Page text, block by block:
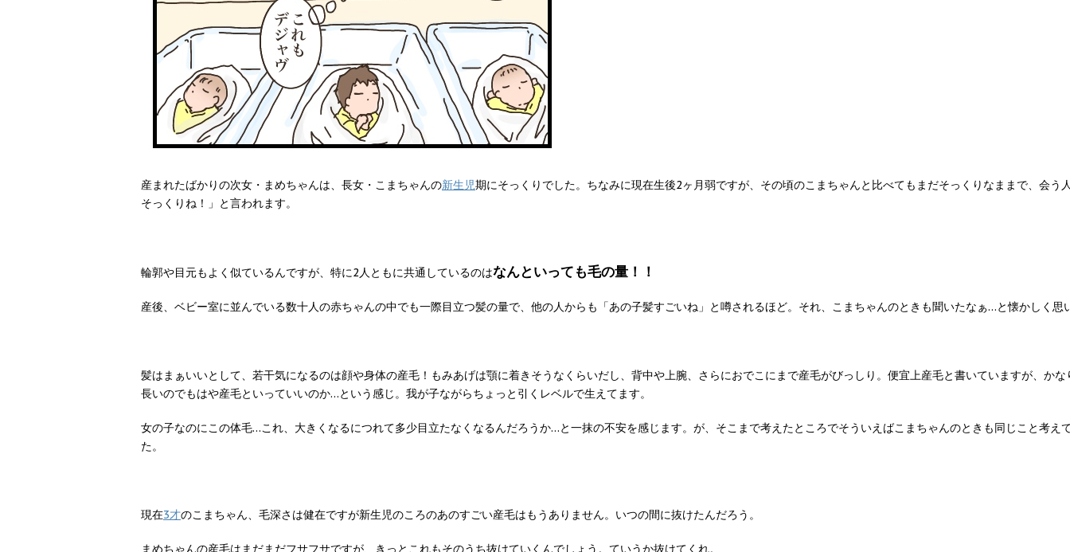
産まれたばかりの次女・まめちゃんは、長女・こまちゃんの新生児期にそっくりでした。ちなみに現在生後2ヶ月弱ですが、その頃のこまちゃんと比べてもまだそっくりなままで、会う
そっくりね！」と言われます。
輪郭や目元もよく似ているんですが、特に2人ともに共通しているのはなんといっても毛の量！！
産後、ベビー室に並んでいる数十人の赤ちゃんの中でも一際目立つ髪の量で、他の人からも「あの子髪すごいね」と噂されるほど。それ、こまちゃんのときも聞いたなぁ…と懐かしく思
髪はまぁいいとして、若干気になるのは顔や身体の産毛！もみあげは顎に着きそうなくらいだし、背中や上腕、さらにおでこにまで産毛がびっしり。便宜上産毛と書いていますが、か
長いのでもはや産毛といっていいのか…という感じ。我が子ながらちょっと引くレベルで生えてます。
女の子なのにこの体毛…これ、大きくなるにつれて多少目立たなくなるんだろうか…と一抹の不安を感じます。が、そこまで考えたところでそういえばこまちゃんのときも同じこと考え
た。
現在3才のこまちゃん、毛深さは健在ですが新生児のころのあのすごい産毛はもうありません。いつの間に抜けたんだろう。
まめちゃんの産毛はまだまだフサフサですが、きっとこれもそのうち抜けていくんでしょう。ていうか抜けてくれ。